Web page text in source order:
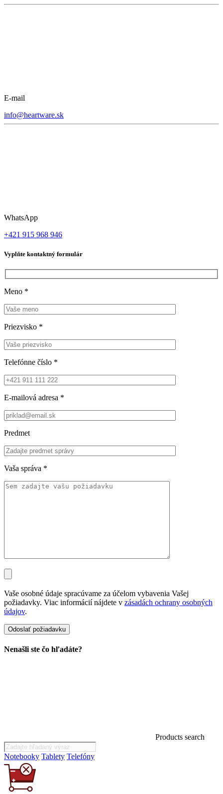
E-mail
info@heartware.sk
WhatsApp
+421 915 968 946
Vyplňte kontaktný formulár
Meno *
Priezvisko *
Telefónne číslo *
E-mailová adresa *
Predmet
Vaša správa *
Vaše osobné údaje spracúvame za účelom vybavenia Vašej
požiadavky. Viac informácií nájdete v zásadách ochrany osobných
údajov.
Nenašli ste čo hľadáte?
Products search
Notebooky Tablety Telefóny